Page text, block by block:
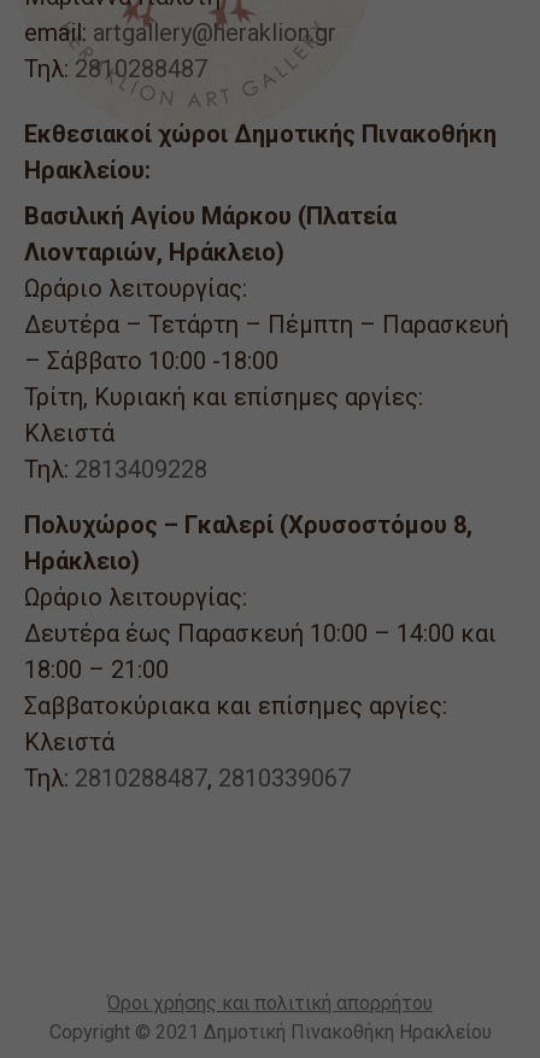
email: artgallery@heraklion.gr
Τηλ: 2810288487
Εκθεσιακοί χώροι Δημοτικής Πινακοθήκη
Ηρακλείου:
Βασιλική Αγίου Μάρκου (Πλατεία
Λιονταριών, Ηράκλειο)
Ωράριο λειτουργίας:
Δευτέρα – Τετάρτη – Πέμπτη – Παρασκευή
– Σάββατο 10:00 -18:00
Τρίτη, Κυριακή και επίσημες αργίες:
Κλειστά
Τηλ: 2813409228
Πολυχώρος – Γκαλερί (Χρυσοστόμου 8,
Ηράκλειο)
Ωράριο λειτουργίας:
Δευτέρα έως Παρασκευή 10:00 – 14:00 και
18:00 – 21:00
Σαββατοκύριακα και επίσημες αργίες:
Κλειστά
Τηλ: 2810288487, 2810339067
Όροι χρήσης και πολιτική απορρήτου
Copyright © 2021 Δημοτική Πινακοθήκη Ηρακλείου